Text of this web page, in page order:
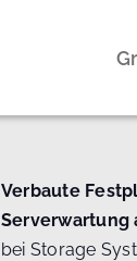
Verbaute
Serverwartung
bei Storage